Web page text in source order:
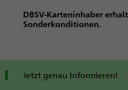
DBSV-Karteninhaber
Sonderkonditionen.
Jetzt genau Informieren!